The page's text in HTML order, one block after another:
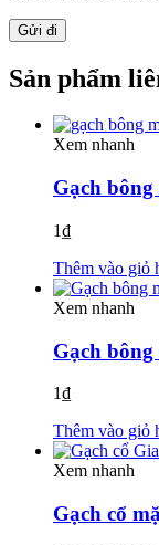
Sản phẩm
Xem nhanh
Gạch bông
1₫
Thêm vào giỏ
Xem nhanh
Gạch
1₫
Thêm vào giỏ
Xem nhanh
Gạch cổ